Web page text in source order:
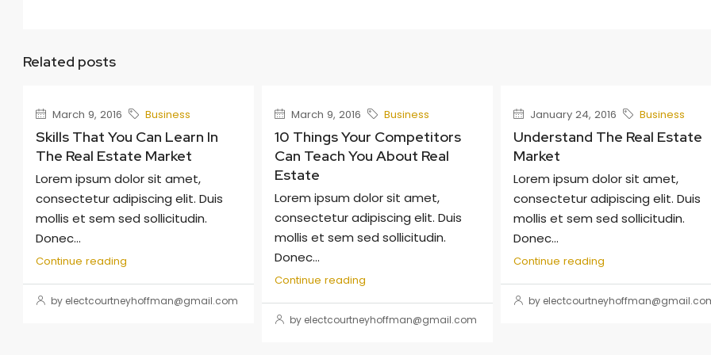
Related posts
March 9, 2016 Business
Skills That You Can Learn In
The Real Estate Market
Lorem ipsum dolor sit amet,
consectetur adipiscing elit. Duis
mollis et sem sed sollicitudin.
Donec...
Continue reading
by electcourtneyhoffman@gmail.com
March 9, 2016 Business
10 Things Your Competitors
Can Teach You About Real
Estate
Lorem ipsum dolor sit amet,
consectetur adipiscing elit. Duis
mollis et sem sed sollicitudin.
Donec...
Continue reading
by electcourtneyhoffman@gmail.com
January 24, 2016 Business
Understand The Real Estate
Market
Lorem ipsum dolor sit amet,
consectetur adipiscing elit. Duis
mollis et sem sed sollicitudin.
Donec...
Continue reading
by